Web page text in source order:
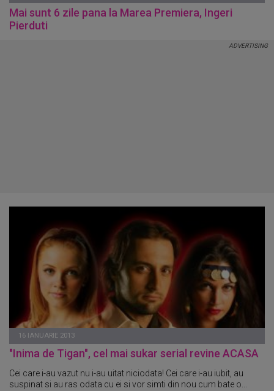
Mai sunt 6 zile pana la Marea Premiera, Ingeri
Pierduti
16 IANUARIE 2013
"Inima de Tigan", cel mai sukar serial revine ACASA
Cei care i-au vazut nu i-au uitat niciodata! Cei care i-au iubit, au
suspinat si au ras odata cu ei si vor simti din nou cum bate o...